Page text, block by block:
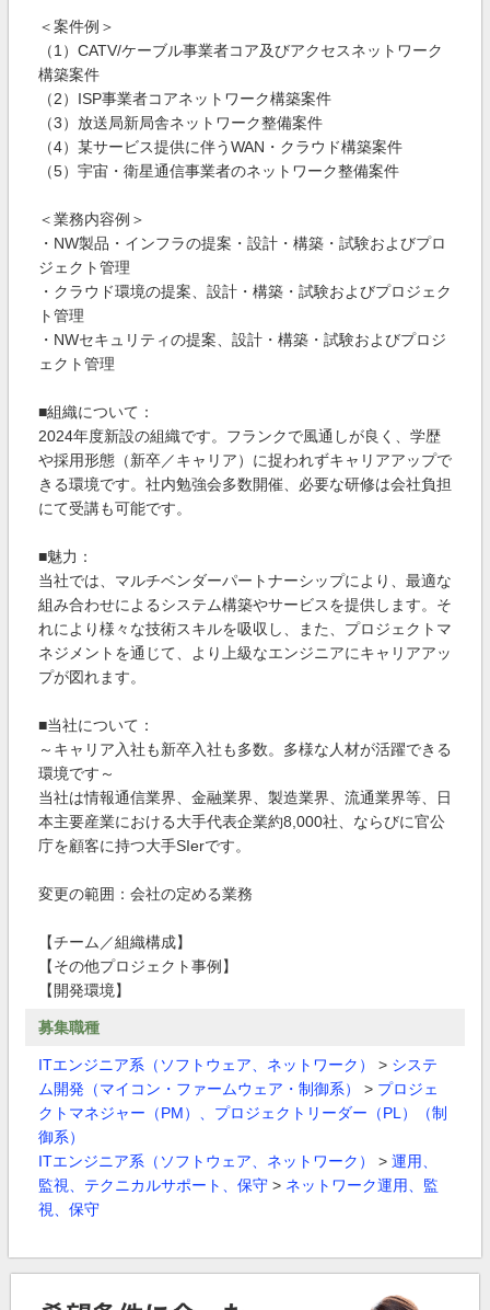
＜案件例＞
（1）CATV/ケーブル事業者コア及びアクセスネットワーク
構築案件
（2）ISP事業者コアネットワーク構築案件
（3）放送局新局舎ネットワーク整備案件
（4）某サービス提供に伴うWAN・クラウド構築案件
（5）宇宙・衛星通信事業者のネットワーク整備案件
＜業務内容例＞
・NW製品・インフラの提案・設計・構築・試験およびプロ
ジェクト管理
・クラウド環境の提案、設計・構築・試験およびプロジェク
ト管理
・NWセキュリティの提案、設計・構築・試験およびプロジ
ェクト管理
■組織について：
2024年度新設の組織です。フランクで風通しが良く、学歴
や採用形態（新卒／キャリア）に捉われずキャリアアップで
きる環境です。社内勉強会多数開催、必要な研修は会社負担
にて受講も可能です。
■魅力：
当社では、マルチベンダーパートナーシップにより、最適な
組み合わせによるシステム構築やサービスを提供します。そ
れにより様々な技術スキルを吸収し、また、プロジェクトマ
ネジメントを通じて、より上級なエンジニアにキャリアアッ
プが図れます。
■当社について：
～キャリア入社も新卒入社も多数。多様な人材が活躍できる
環境です～
当社は情報通信業界、金融業界、製造業界、流通業界等、日
本主要産業における大手代表企業約8,000社、ならびに官公
庁を顧客に持つ大手SIerです。
変更の範囲：会社の定める業務
【チーム／組織構成】
【その他プロジェクト事例】
【開発環境】
募集職種
ITエンジニア系（ソフトウェア、ネットワーク） > システ
ム開発（マイコン・ファームウェア・制御系）
> プロジェ
クトマネジャー（PM）、プロジェクトリーダー（PL）（制
御系）
ITエンジニア系（ソフトウェア、ネットワーク）
> 運用、
監視、テクニカルサポート、保守 > ネットワーク運用、監
視、保守